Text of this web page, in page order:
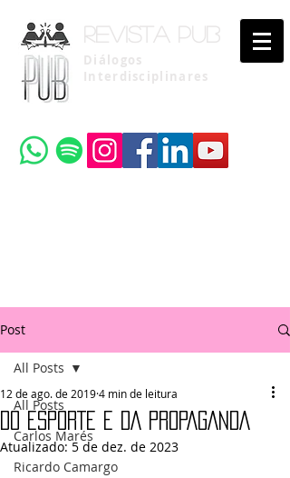
Revista pub
Diálogos
Interdisciplinares
Post
All Posts
Carlos Marés
Ricardo Camargo
All Posts
DO ESPORTE E DA PROPAGANDA
12 de ago. de 20194 min de leitura
Atualizado:5 de dez. de 2023